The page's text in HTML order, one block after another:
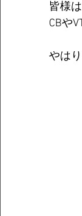
皆様
CBや
やは